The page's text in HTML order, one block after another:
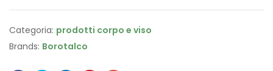
Categoria: prodotti corpo e viso
Brands: Borotalco